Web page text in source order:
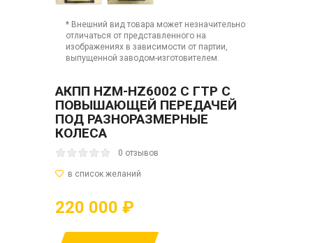
* Внешний вид товара может незначительно
отличаться от представленного на
изображениях в зависимости от партии,
выпущенной заводом-изготовителем.
АКПП HZM-HZ6002 C ГТР С
ПОВЫШАЮЩЕЙ ПЕРЕДАЧЕЙ
ПОД РАЗНОРАЗМЕРНЫЕ
КОЛЕСА
0 отзывов
220 000 ₽